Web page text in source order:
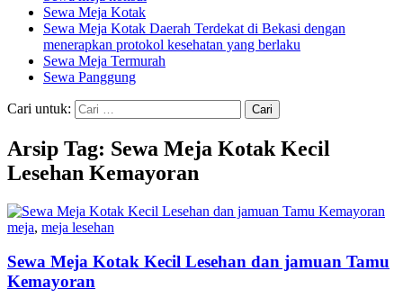
Sewa Meja Kotak
Sewa Meja Kotak Daerah Terdekat di Bekasi dengan
menerapkan protokol kesehatan yang berlaku
Sewa Meja Termurah
Sewa Panggung
Cari untuk:
Arsip Tag: Sewa Meja Kotak Kecil
Lesehan Kemayoran
meja, meja lesehan
Sewa Meja Kotak Kecil Lesehan dan jamuan Tamu
Kemayoran